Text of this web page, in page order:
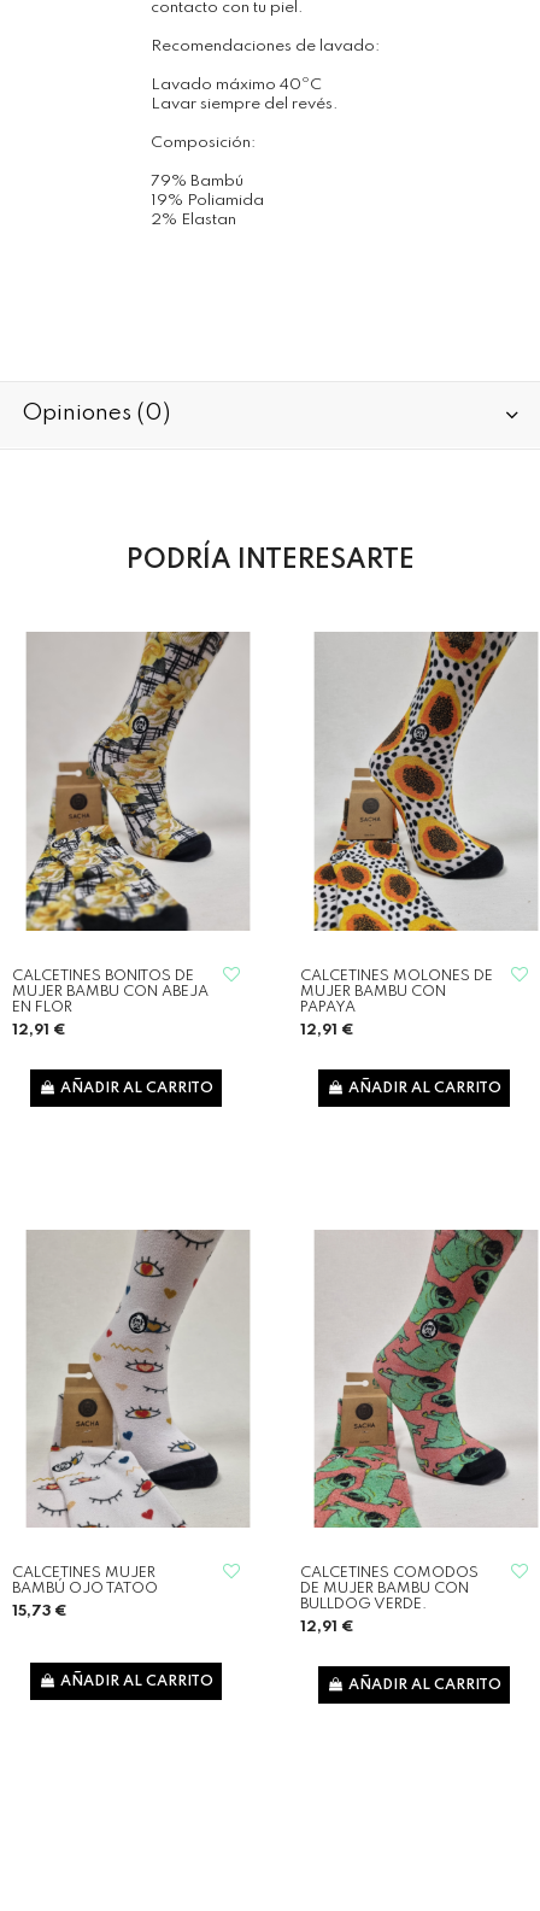
contacto con tu piel.
Recomendaciones de lavado:
Lavado máximo 40ºC
Lavar siempre del revés.
Composición:
79% Bambú
19% Poliamida
2% Elastan
Opiniones (0)
PODRÍA INTERESARTE
CALCETINES BONITOS DE
MUJER BAMBU CON ABEJA
EN FLOR
12,91 €
AÑADIR AL CARRITO
CALCETINES MOLONES DE
MUJER BAMBU CON
PAPAYA
12,91 €
AÑADIR AL CARRITO
CALCETINES MUJER
BAMBÚ OJO TATOO
15,73 €
AÑADIR AL CARRITO
CALCETINES COMODOS
DE MUJER BAMBU CON
BULLDOG VERDE.
12,91 €
AÑADIR AL CARRITO